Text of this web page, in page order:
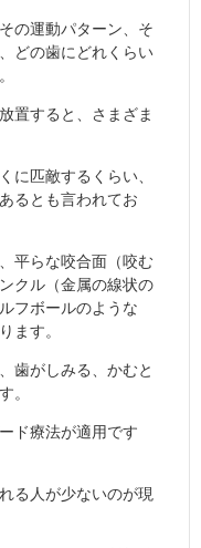
の運動パターン、そ
どの歯にどれくらい
置すると、さまざま
に匹敵するくらい、
るとも言われてお
平らな咬合面（咬む
クル（金属の線状の
フボールのような
ます。
歯がしみる、かむと
。
ド療法が適用です
る人が少ないのが現